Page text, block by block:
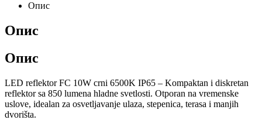
Опис
Опис
Опис
LED reflektor FC 10W crni 6500K IP65 – Kompaktan i diskretan
reflektor sa 850 lumena hladne svetlosti. Otporan na vremenske
uslove, idealan za osvetljavanje ulaza, stepenica, terasa i manjih
dvorišta.